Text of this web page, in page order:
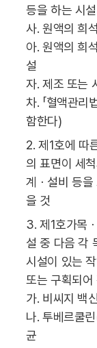
등을 하는 시설
사. 원액의 희
아. 원액의 희
설
자. 제조 또는
차. 「혈액관리
함한다)
2. 제1호에 따
의 표면이 세
계ㆍ설비 등을
을 것
3. 제1호가목
설 중 다음 각
시설이 있는
또는 구획되어
가. 비씨지 백
나. 투베르쿨
균